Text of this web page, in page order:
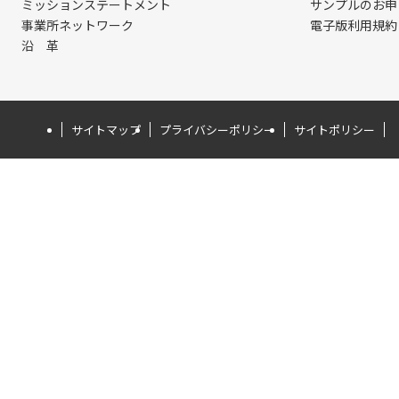
ミッションステートメント
事業所ネットワーク
沿 革
サンプルのお
電子版利用規約
サイトマップ プライバシーポリシー サイトポリシー